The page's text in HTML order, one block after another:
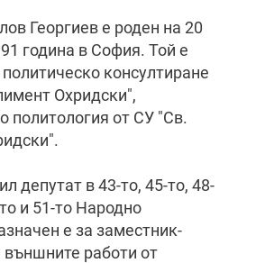
Георгиев е роден на 20
година в София. Той е
консултиране
Охридски",
политология от СУ "Св.
депутат в 43-то, 45-то, 48-
и 51-то Народно
е за заместник-
работи от